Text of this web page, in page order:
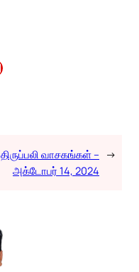
திருப்பலி வாசகங்கள் –
அக்டோபர் 14, 2024
→